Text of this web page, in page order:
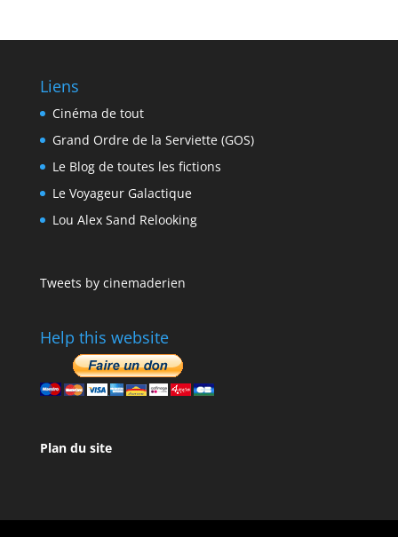
Liens
Cinéma de tout
Grand Ordre de la Serviette (GOS)
Le Blog de toutes les fictions
Le Voyageur Galactique
Lou Alex Sand Relooking
Tweets by cinemaderien
Help this website
Plan du site